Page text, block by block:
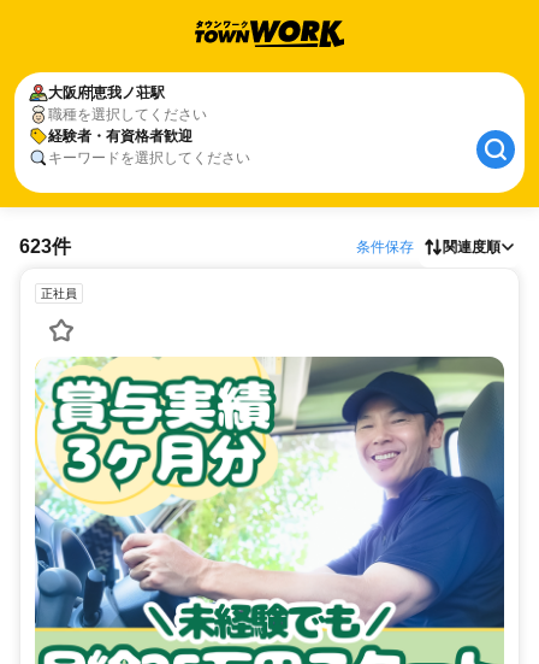
大阪府恵我ノ荘駅
職種を選択してください
経験者・有資格者歓迎
キーワードを選択してください
623件 条件保存 関連度順
正社員